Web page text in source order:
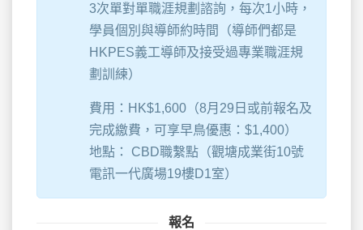
3次單對單職涯規劃諮詢，每次1小時，
學員個別與導師約時間（導師們都是
HKPES義工導師及接受過專業職涯規
劃訓練）
費用：HK$1,600（8月29日或前報名及
完成繳費，可享早鳥優惠：$1,400）
地點： CBD職繫點（觀塘成業街10號
電訊一代廣場19樓D1室）
報名